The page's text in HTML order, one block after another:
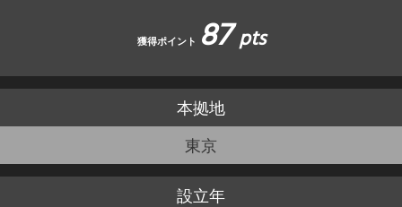
加盟・登録
エントリー
JBCF ROAD SERIESとは
獲得ポイント 87pts
本拠地
東京
設立年